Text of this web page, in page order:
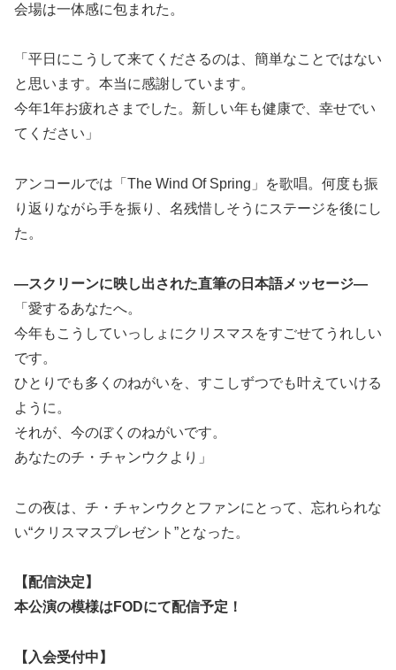
会場は一体感に包まれた。
「平日にこうして来てくださるのは、簡単なことではない
と思います。本当に感謝しています。
今年1年お疲れさまでした。新しい年も健康で、幸せでい
てください」
アンコールでは「The Wind Of Spring」を歌唱。何度も振
り返りながら手を振り、名残惜しそうにステージを後にし
た。
―スクリーンに映し出された直筆の日本語メッセージ―
「愛するあなたへ。
今年もこうしていっしょにクリスマスをすごせてうれしい
です。
ひとりでも多くのねがいを、すこしずつでも叶えていける
ように。
それが、今のぼくのねがいです。
あなたのチ・チャンウクより」
この夜は、チ・チャンウクとファンにとって、忘れられな
い“クリスマスプレゼント”となった。
【配信決定】
本公演の模様はFODにて配信予定！
【入会受付中】